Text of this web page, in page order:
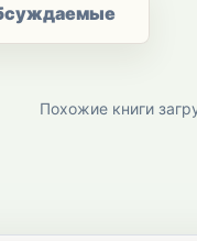
Похожие книги